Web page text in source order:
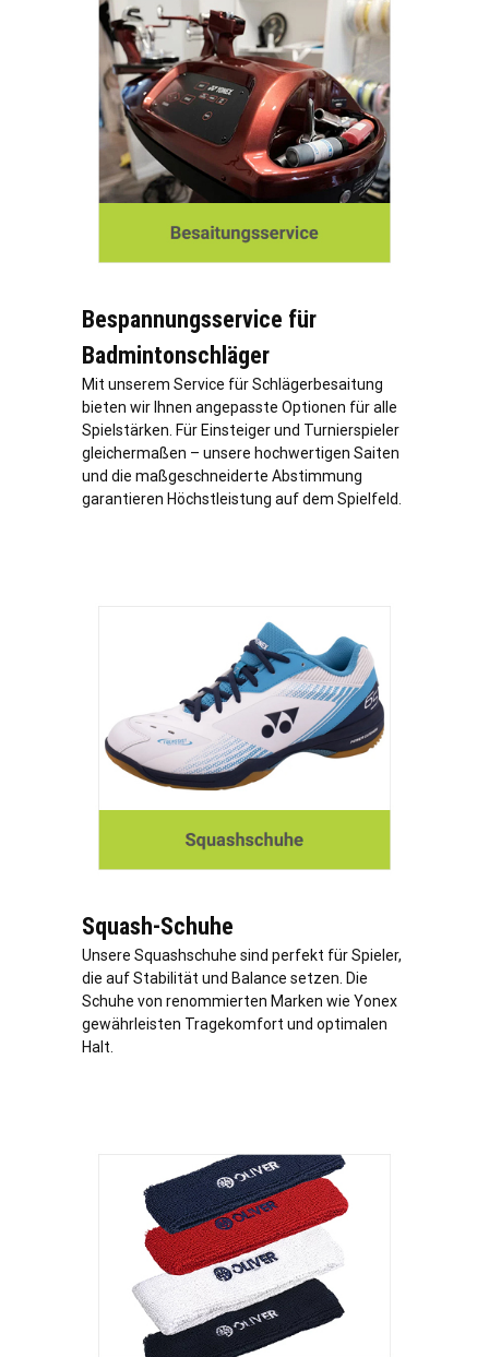
Bespannungsservice für
Badmintonschläger
Mit unserem Service für Schlägerbesaitung
bieten wir Ihnen angepasste Optionen für alle
Spielstärken. Für Einsteiger und Turnierspieler
gleichermaßen – unsere hochwertigen Saiten
und die maßgeschneiderte Abstimmung
garantieren Höchstleistung auf dem Spielfeld.
Squash-Schuhe
Unsere Squashschuhe sind perfekt für Spieler,
die auf Stabilität und Balance setzen. Die
Schuhe von renommierten Marken wie Yonex
gewährleisten Tragekomfort und optimalen
Halt.